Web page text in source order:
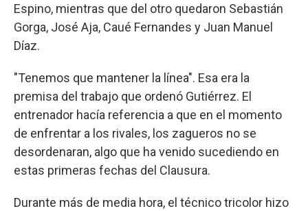
Espino, mientras que del otro quedaron Sebastián
Gorga, José Aja, Caué Fernandes y Juan Manuel
Díaz.
"Tenemos que mantener la línea". Esa era la
premisa del trabajo que ordenó Gutiérrez. El
entrenador hacía referencia a que en el momento
de enfrentar a los rivales, los zagueros no se
desordenaran, algo que ha venido sucediendo en
estas primeras fechas del Clausura.
Durante más de media hora, el técnico tricolor hizo